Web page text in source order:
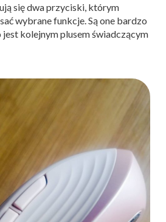
się dwa przyciski, którym
wybrane funkcje. Są one bardzo
jest kolejnym plusem świadczącym